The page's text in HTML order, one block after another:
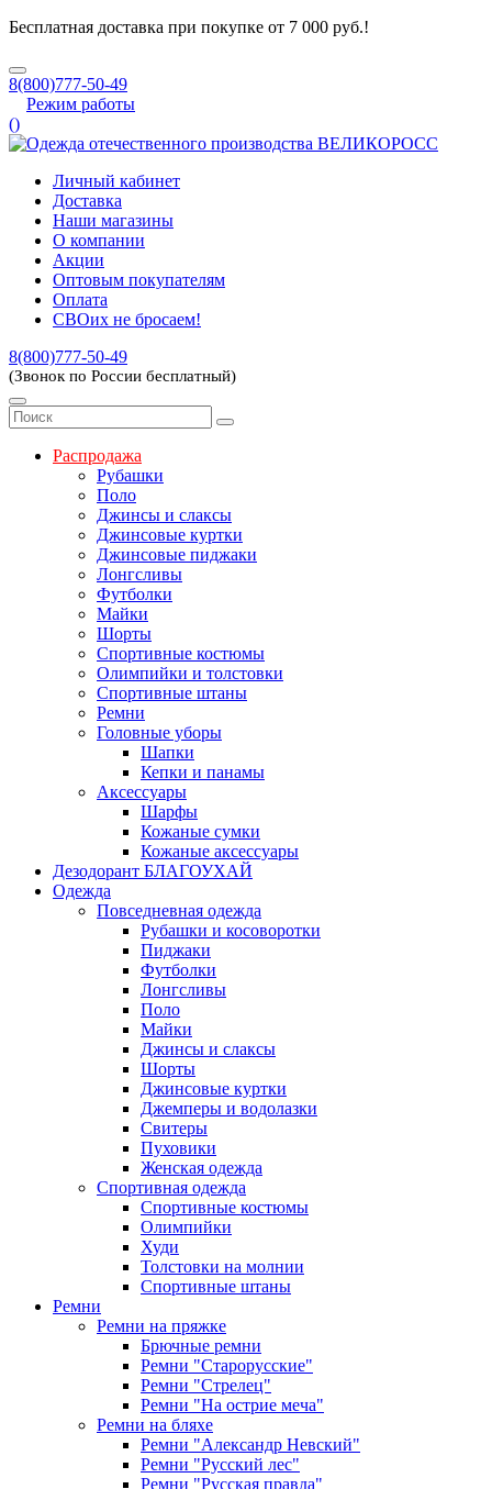
Бесплатная доставка при покупке от 7 000 руб.!
8(800)777-50-49
Режим работы
()
Личный кабинет
Доставка
Наши магазины
О компании
Акции
Оптовым покупателям
Оплата
СВОих не бросаем!
8(800)777-50-49
(Звонок по России бесплатный)
Распродажа
Рубашки
Поло
Джинсы и слаксы
Джинсовые куртки
Джинсовые пиджаки
Лонгсливы
Футболки
Майки
Шорты
Спортивные костюмы
Олимпийки и толстовки
Спортивные штаны
Ремни
Головные уборы
Шапки
Кепки и панамы
Аксессуары
Шарфы
Кожаные сумки
Кожаные аксессуары
Дезодорант БЛАГОУХАЙ
Одежда
Повседневная одежда
Рубашки и косоворотки
Пиджаки
Футболки
Лонгсливы
Поло
Майки
Джинсы и слаксы
Шорты
Джинсовые куртки
Джемперы и водолазки
Свитеры
Пуховики
Женская одежда
Спортивная одежда
Спортивные костюмы
Олимпийки
Худи
Толстовки на молнии
Спортивные штаны
Ремни
Ремни на пряжке
Брючные ремни
Ремни "Старорусские"
Ремни "Стрелец"
Ремни "На острие меча"
Ремни на бляхе
Ремни "Александр Невский"
Ремни "Русский лес"
Ремни "Русская правда"